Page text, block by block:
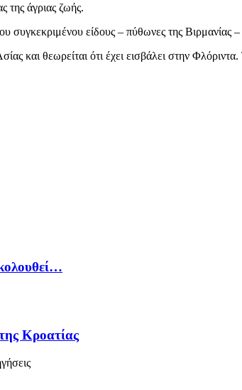
της άγριας ζωής.
συγκεκριμένου είδους – πύθωνες της
και θεωρείται ότι έχει εισβάλει στην
Κροατίας